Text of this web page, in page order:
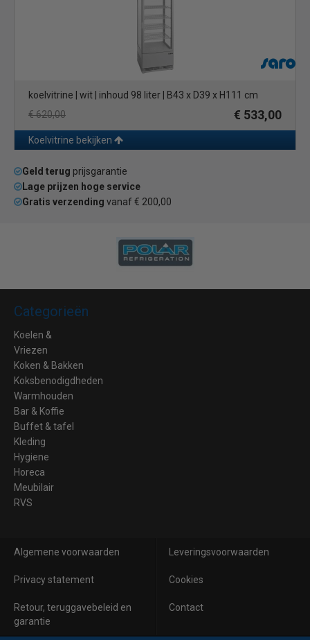
koelvitrine | wit | inhoud 98 liter | B43 x D39 x H111 cm
€ 620,00
€ 533,00
Koelvitrine bekijken
Geld terug prijsgarantie
Lage prijzen hoge service
Gratis verzending vanaf € 200,00
Categorieën
Koelen &
Vriezen
Koken & Bakken
Koksbenodigdheden
Warmhouden
Bar & Koffie
Buffet & tafel
Kleding
Hygiene
Horeca
Meubilair
RVS
Algemene voorwaarden Leveringsvoorwaarden
Privacy statement Cookies
Retour, teruggavebeleid en
garantie
Contact